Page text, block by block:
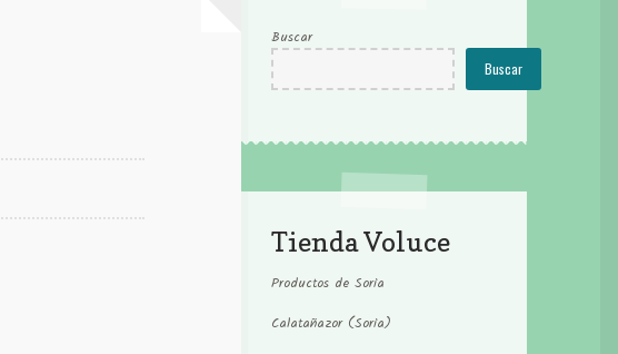
Buscar
Buscar
Tienda Voluce
Productos de Soria
Calatañazor (Soria)